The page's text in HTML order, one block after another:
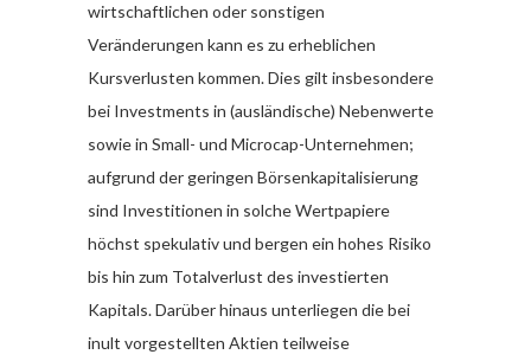
wirtschaftlichen oder sonstigen
Veränderungen kann es zu erheblichen
Kursverlusten kommen. Dies gilt insbesondere
bei Investments in (ausländische) Nebenwerte
sowie in Small- und Microcap-Unternehmen;
aufgrund der geringen Börsenkapitalisierung
sind Investitionen in solche Wertpapiere
höchst spekulativ und bergen ein hohes Risiko
bis hin zum Totalverlust des investierten
Kapitals. Darüber hinaus unterliegen die bei
inult vorgestellten Aktien teilweise